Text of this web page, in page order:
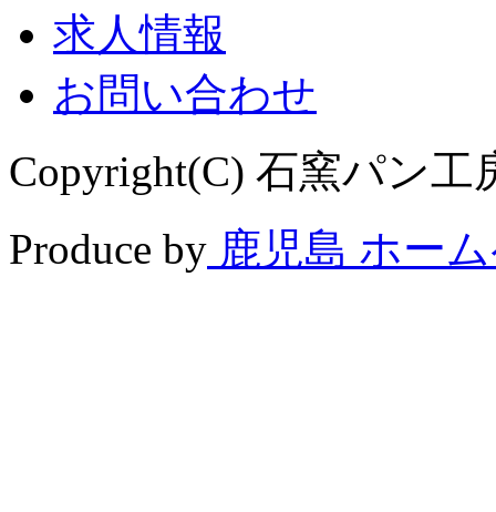
求人情報
お問い合わせ
Copyright(C) 石窯パン工
Produce by 鹿児島 ホー